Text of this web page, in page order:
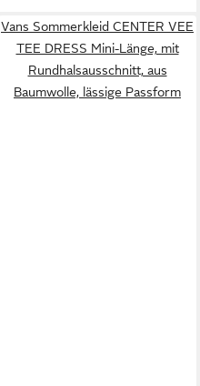
Vans Sommerkleid CENTER VEE
TEE DRESS Mini-Länge, mit
Rundhalsausschnitt, aus
Baumwolle, lässige Passform